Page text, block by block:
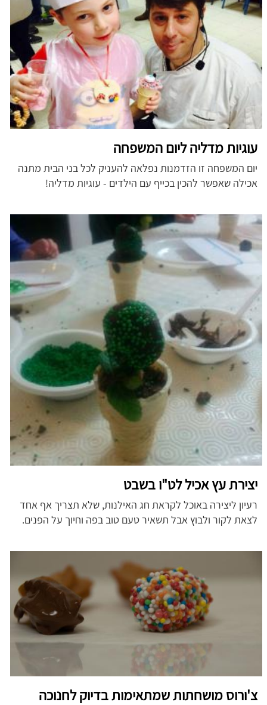
עוגיות מדליה ליום המשפחה
יום המשפחה זו הזדמנות נפלאה להעניק לכל בני הבית מתנה
אכילה שאפשר להכין בכייף עם הילדים - עוגיות מדליה!
יצירת עץ אכיל לט"ו בשבט
רעיון ליצירה באוכל לקראת חג האילנות, שלא תצריך אף אחד
לצאת לקור ולבוץ אבל תשאיר טעם טוב בפה וחיוך על הפנים.
צ'ורוס מושחתות שמתאימות בדיוק לחנוכה